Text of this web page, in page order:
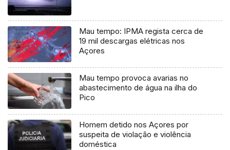
Mau tempo: IPMA regista cerca de
19 mil descargas elétricas nos
Açores
Mau tempo provoca avarias no
abastecimento de água na ilha do
Pico
Homem detido nos Açores por
suspeita de violação e violência
doméstica